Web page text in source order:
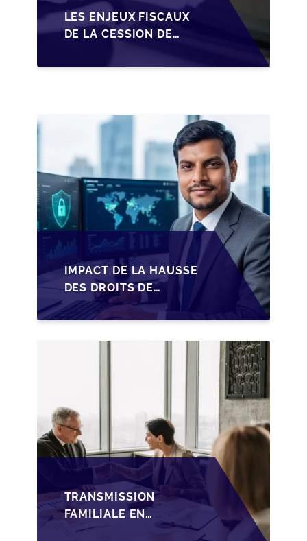
LES ENJEUX FISCAUX
DE LA CESSION DE
LES DIRIGEANTS DE
IMPACT DE LA HAUSSE
DES DROITS DE
SUCCESSION EN
WALLONIE SUR LA
TRANSMISSION
TRANSMISSION
FAMILIALE EN
WALLONIE :